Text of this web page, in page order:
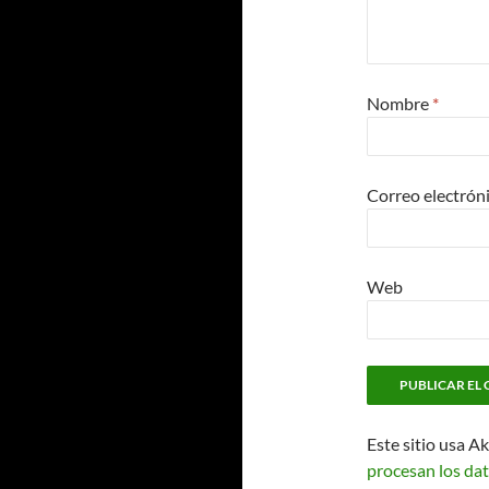
Nombre *
Correo
Web
Este sitio usa
procesan los